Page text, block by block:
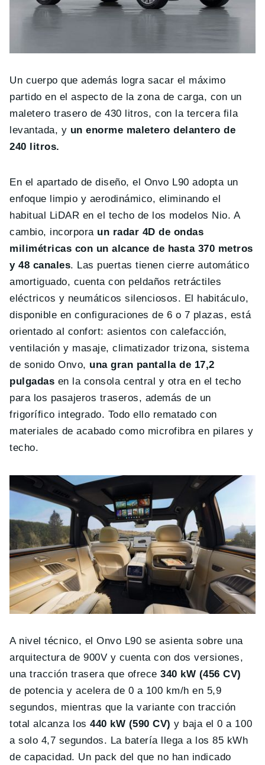
Un cuerpo que además logra sacar el máximo
partido en el aspecto de la zona de carga, con un
maletero trasero de 430 litros, con la tercera fila
levantada, y un enorme maletero delantero de
240 litros.
En el apartado de diseño, el Onvo L90 adopta un
enfoque limpio y aerodinámico, eliminando el
habitual LiDAR en el techo de los modelos Nio. A
cambio, incorporaun radar 4D de ondas
milimétricas con un alcance de hasta 370 metros
y 48 canales. Las puertas tienen cierre automático
amortiguado, cuenta con peldaños retráctiles
eléctricos y neumáticos silenciosos. El habitáculo,
disponible en configuraciones de 6 o 7 plazas, está
orientado al confort: asientos con calefacción,
ventilación y masaje, climatizador trizona, sistema
de sonido Onvo, una gran pantalla de 17,2
pulgadas en la consola central y otra en el techo
para los pasajeros traseros, además de un
frigorífico integrado. Todo ello rematado con
materiales de acabado como microfibra en pilares y
techo.
A nivel técnico, el Onvo L90 se asienta sobre una
arquitectura de 900V y cuenta con dos versiones,
una tracción trasera que ofrece340 kW (456 CV)
de potencia y acelera de 0 a 100 km/h en 5,9
segundos, mientras que la variante con tracción
total alcanza los440 kW (590 CV) y baja el 0 a 100
a solo 4,7 segundos. La batería llega a los 85 kWh
de capacidad. Un pack del que no han indicado